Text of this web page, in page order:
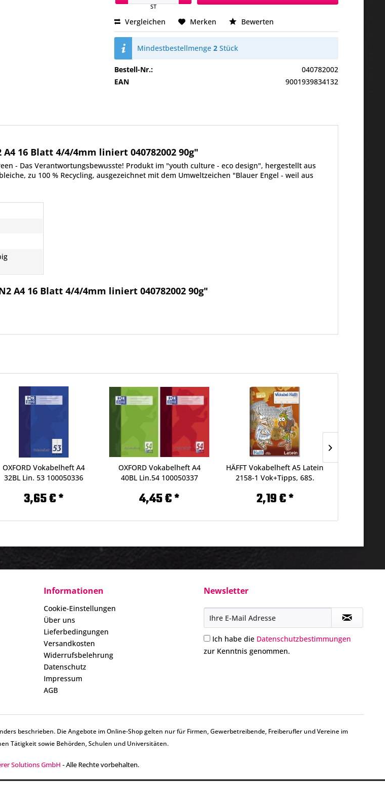
ST
Vergleichen Merken Bewerten
Mindestbestellmenge2 Stück
Bestell-Nr.:
040782002
EAN
9001939834132
16 Blatt 4/4/4mm liniert 040782002 90g"
- Das Verantwortungsbewusste! Produkt im "youth culture - eco design", hergestellt aus
zu 100 % Recycling, ausgezeichnet mit dem Umweltzeichen "Blauer Engel - weil aus
A4 16 Blatt 4/4/4mm liniert 040782002 90g"
OXFORD Vokabelheft A4
32BL Lin. 53 100050336
3,65 € *
OXFORD Vokabelheft A4
40BL Lin.54 100050337
4,45 € *
HÄFFT Vokabelheft A5 Latein
2158-1 Vok+Tipps, 68S.
2,19 € *
Informationen
Cookie-Einstellungen
Über uns
Lieferbedingungen
Versandkosten
Widerrufsbelehrung
Datenschutz
Impressum
AGB
Newsletter
Ich habe die Datenschutzbestimmungen
zur Kenntnis genommen.
beschrieben. Die Angebote im Online-Shop gelten nur für Firmen, Gewerbetreibende, Freiberufler und Vereine im
Tätigkeit sowie Behörden, Schulen und Universitäten.
Solutions GmbH - Alle Rechte vorbehalten.